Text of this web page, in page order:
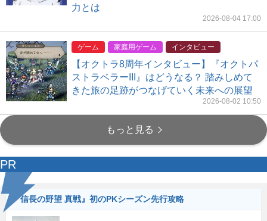
力とは
2026-08-04 17:00
ゲーム 家庭用ゲーム インタビュー
【オクトラ8周年インタビュー】『オクトパ
ストラベラーIII』はどうなる？ 踏みしめて
きた旅の足跡がつなげていく未来への展望
2026-08-02 10:50
もっと見る
PR
『信長の野望 真戦』初のPKシーズン先行攻略